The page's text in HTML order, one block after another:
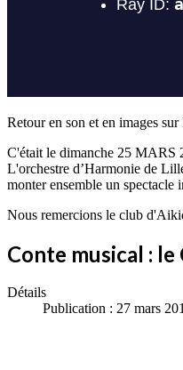
Retour en son et en images
C'était le dimanche 25 MARS
L'orchestre d’Harmonie de
monter ensemble un spectacle
Nous remercions le club
Conte musical : le
Détails
Publication : 27 mars